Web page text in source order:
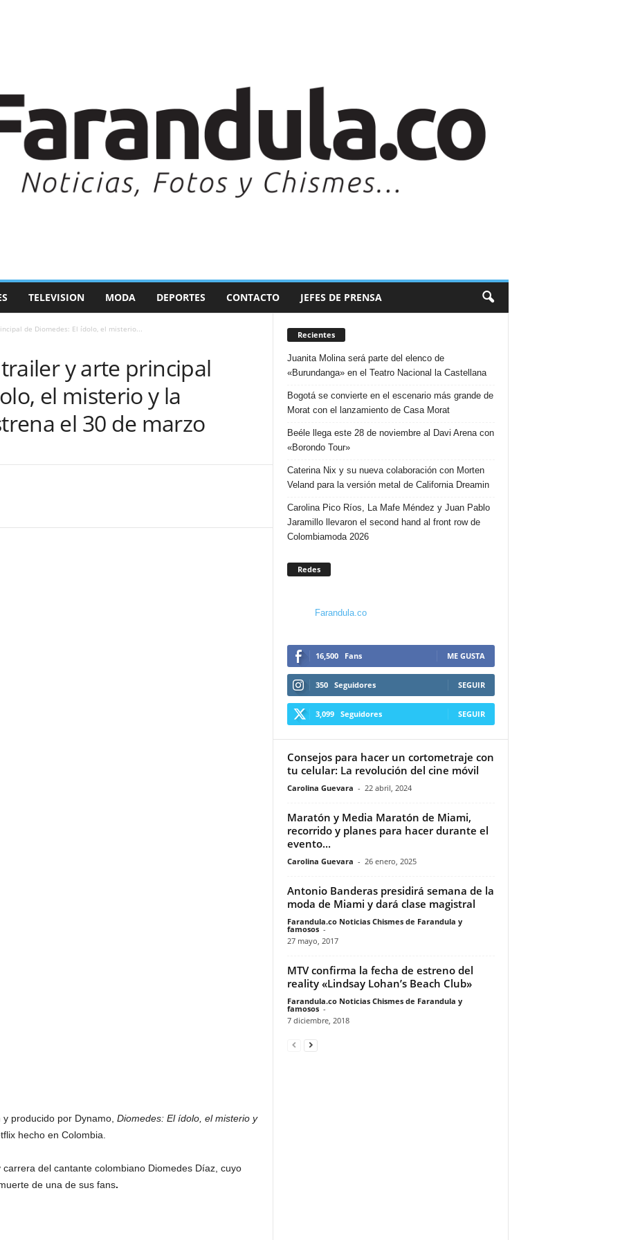
TELEVISION MODA DEPORTES CONTACTO JEFES DE PRENSA
de Diomedes: El ídolo, el misterio...
y arte principal
el misterio y la
el 30 de marzo
producido por Dynamo, Diomedes: El ídolo, el misterio y
hecho en Colombia.
del cantante colombiano Diomedes Díaz, cuyo
de una de sus fans.
Recientes
Juanita Molina será parte del elenco de
«Burundanga» en el Teatro Nacional la Castellana
Bogotá se convierte en el escenario más grande de
Morat con el lanzamiento de Casa Morat
Beéle llega este 28 de noviembre al Davi Arena con
«Borondo Tour»
Caterina Nix y su nueva colaboración con Morten
Veland para la versión metal de California Dreamin
Carolina Pico Ríos, La Mafe Méndez y Juan Pablo
Jaramillo llevaron el second hand al front row de
Colombiamoda 2026
Redes
Farandula.co
16,500 Fans ME GUSTA
350 Seguidores SEGUIR
3,099 Seguidores SEGUIR
Consejos para hacer un cortometraje con
tu celular: La revolución del cine móvil
Carolina Guevara - 22 abril, 2024
Maratón y Media Maratón de Miami,
recorrido y planes para hacer durante el
evento...
Carolina Guevara - 26 enero, 2025
Antonio Banderas presidirá semana de la
moda de Miami y dará clase magistral
Farandula.co Noticias Chismes de Farandula y
famosos -
27 mayo, 2017
MTV confirma la fecha de estreno del
reality «Lindsay Lohan’s Beach Club»
Farandula.co Noticias Chismes de Farandula y
famosos -
7 diciembre, 2018